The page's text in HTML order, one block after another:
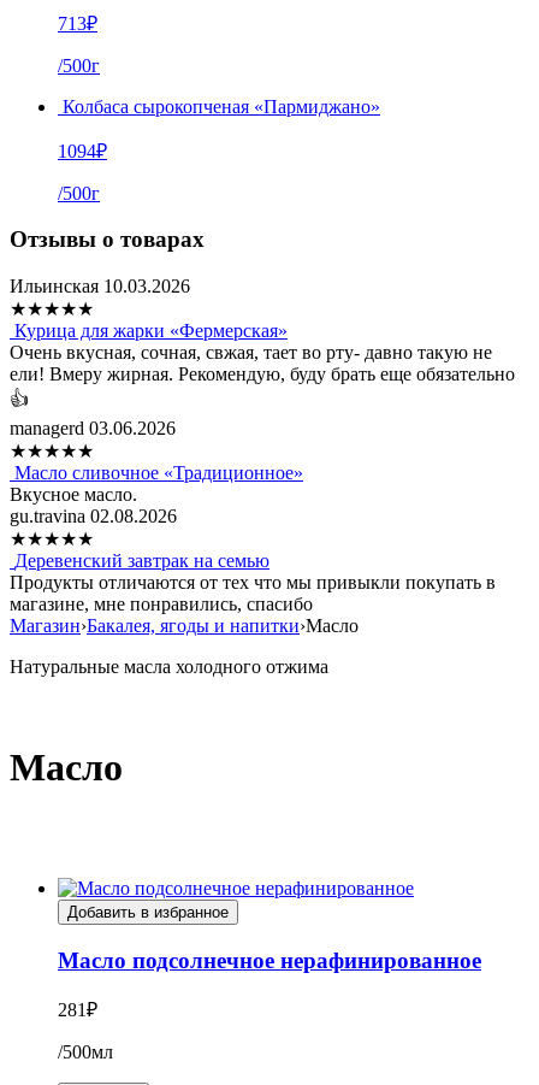
713₽
/500г
Колбаса сырокопченая «Пармиджано»
1094₽
/500г
Отзывы о товарах
Ильинская 10.03.2026
★★★★★
Курица для жарки «Фермерская»
Очень вкусная, сочная, свжая, тает во рту- давно такую не
ели! Вмеру жирная. Рекомендую, буду брать еще обязательно
👍
managerd 03.06.2026
★★★★★
Масло сливочное «Традиционное»
Вкусное масло.
gu.travina 02.08.2026
★★★★★
Деревенский завтрак на семью
Продукты отличаются от тех что мы привыкли покупать в
магазине, мне понравились, спасибо
Магазин›Бакалея, ягоды и напитки›Масло
Натуральные масла холодного отжима
Масло
Добавить в избранное
Масло подсолнечное нерафинированное
281₽
/500мл